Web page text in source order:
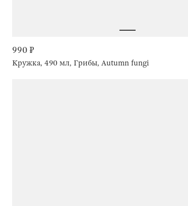
990 ₽
Кружка, 490 мл, Грибы, Autumn fungi